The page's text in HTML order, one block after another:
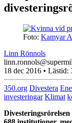
Foto: Kamyar
Linn Rönnols
18 dec 2016 • Lästid:
350.org Divestera
investeringar Klimat